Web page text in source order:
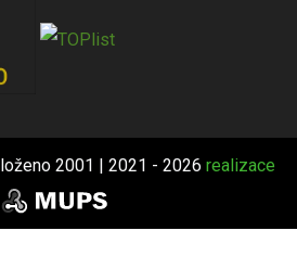
2001 | 2021 - 2026 realizace